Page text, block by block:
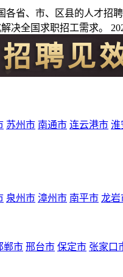
各省、市、区县的人才
决全国求职招工需求。
苏州市 南通市 连云港市 淮
泉州市 漳州市 南平市 龙岩
郸市 邢台市 保定市 张家口